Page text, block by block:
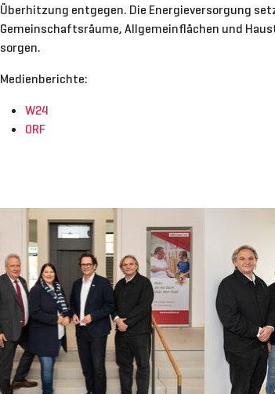
Überhitzung entgegen. Die Energieversorgung
Gemeinschaftsräume, Allgemeinflächen und
sorgen.
Medienberichte:
W24
ORF